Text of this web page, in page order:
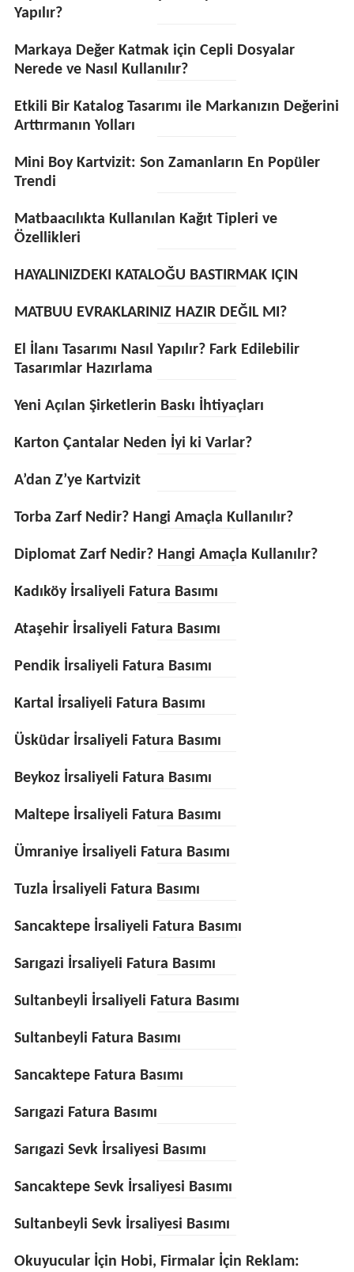
Yapılır?
Markaya Değer Katmak için Cepli Dosyalar
Nerede ve Nasıl Kullanılır?
Etkili Bir Katalog Tasarımı ile Markanızın Değerini
Arttırmanın Yolları
Mini Boy Kartvizit: Son Zamanların En Popüler
Trendi
Matbaacılıkta Kullanılan Kağıt Tipleri ve
Özellikleri
HAYALINIZDEKI KATALOĞU BASTIRMAK IÇIN
MATBUU EVRAKLARINIZ HAZIR DEĞIL MI?
El İlanı Tasarımı Nasıl Yapılır? Fark Edilebilir
Tasarımlar Hazırlama
Yeni Açılan Şirketlerin Baskı İhtiyaçları
Karton Çantalar Neden İyi ki Varlar?
A’dan Z’ye Kartvizit
Torba Zarf Nedir? Hangi Amaçla Kullanılır?
Diplomat Zarf Nedir? Hangi Amaçla Kullanılır?
Kadıköy İrsaliyeli Fatura Basımı
Ataşehir İrsaliyeli Fatura Basımı
Pendik İrsaliyeli Fatura Basımı
Kartal İrsaliyeli Fatura Basımı
Üsküdar İrsaliyeli Fatura Basımı
Beykoz İrsaliyeli Fatura Basımı
Maltepe İrsaliyeli Fatura Basımı
Ümraniye İrsaliyeli Fatura Basımı
Tuzla İrsaliyeli Fatura Basımı
Sancaktepe İrsaliyeli Fatura Basımı
Sarıgazi İrsaliyeli Fatura Basımı
Sultanbeyli İrsaliyeli Fatura Basımı
Sultanbeyli Fatura Basımı
Sancaktepe Fatura Basımı
Sarıgazi Fatura Basımı
Sarıgazi Sevk İrsaliyesi Basımı
Sancaktepe Sevk İrsaliyesi Basımı
Sultanbeyli Sevk İrsaliyesi Basımı
Okuyucular İçin Hobi, Firmalar İçin Reklam: